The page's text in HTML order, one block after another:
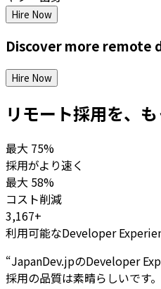
Hire Now
Discover more remote
Hire Now
リモート採用を、
最大 75%
採用がより速く
最大 58%
コスト削減
3,167+
利用可能なDeveloper
“JapanDev.jpのDeveloper
採用の品質は素晴らしいです